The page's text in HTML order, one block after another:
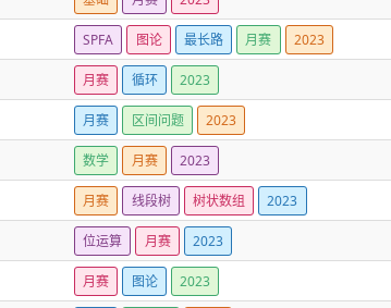
SPFA 图论 最长路 月赛 2023
月赛 循环 2023
月赛 区间问题 2023
数学 月赛 2023
月赛 线段树 树状数组 2023
位运算 月赛 2023
月赛 图论 2023